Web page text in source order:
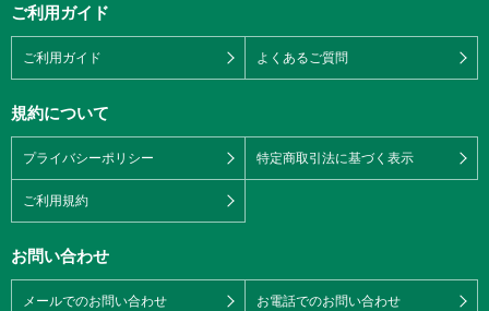
ご利用ガイド
ご利用ガイド よくあるご質問
規約について
プライバシーポリシー 特定商取引法に基づく表示
ご利用規約
お問い合わせ
メールでのお問い合わせ お電話でのお問い合わせ